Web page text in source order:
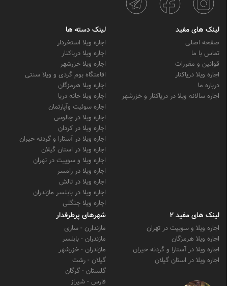
لینک های مفید
صفحه اصلی
تماس با ما
قوانین و مقررات
اجاره ویلا دریاکنار
درباره ما
اجاره سالانه ویلا در دریاکنار و خزرشهر
لینک دسته ها
اجاره ویلا استخردار
اجاره ویلا دریاکنار
اجاره ویلا خزرشهر
اقامتگاه بوم گردی و ویلا سنتی
اجاره ویلا هرمزگان
اجاره ویلا خانه دریا
اجاره سوئیت وآپارتمان
اجاره ویلا در چالوس
اجاره ویلا در کردان
اجاره ویلا در آستارا و گردنه حیران
اجاره ویلا در استان گیلان
اجاره ویلا و سوییت در تهران
اجاره ویلا در رامسر
اجاره ویلا در تالش
اجاره ویلا در بابلسر مازندران
اجاره ویلا جنگلی
لینک های مفید 2
اجاره ویلا و سوییت در تهران
اجاره ویلا هرمزگان
اجاره ویلا در آستارا و گردنه حیران
اجاره ویلا در استان گیلان
شهرهای پرطرفدار
مازندارن - ساری
مازندران - بابلسر
مازندران - خزرشهر
گیلان - رشت
گلستان - گرگان
فارس - شیراز